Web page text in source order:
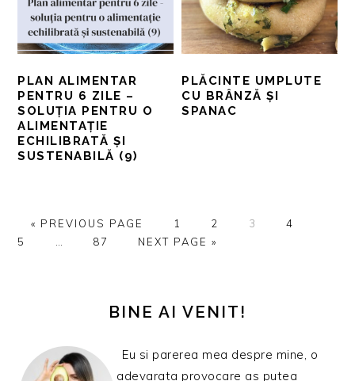
PLAN ALIMENTAR
PENTRU 6 ZILE –
SOLUȚIA PENTRU O
ALIMENTAȚIE
ECHILIBRATĂ ȘI
SUSTENABILĂ (9)
PLĂCINTE UMPLUTE
CU BRÂNZĂ ȘI
SPANAC
« GO
PREVIOUS PAGE PAGINĂ
1 PAGINĂ
2 PAGINĂ
3 PAGINĂ
4
5
… PAGINĂ
87
GO
NEXT PAGE »
PRINCIPALĂBINE AI VENIT!
Eu si parerea mea despre mine, o
adevarata provocare as putea